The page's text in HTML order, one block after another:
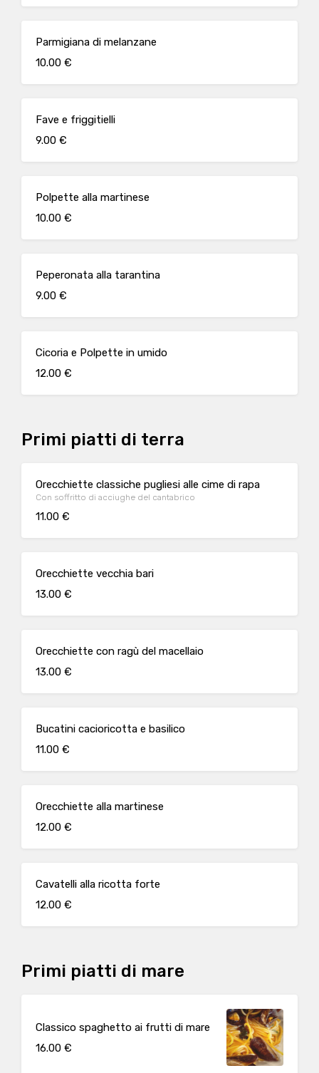
Parmigiana di melanzane
10.00 €
Fave e friggitielli
9.00 €
Polpette alla martinese
10.00 €
Peperonata alla tarantina
9.00 €
Cicoria e Polpette in umido
12.00 €
Primi piatti di terra
Orecchiette classiche pugliesi alle cime di rapa
Con soffritto di acciughe del cantabrico
11.00 €
Orecchiette vecchia bari
13.00 €
Orecchiette con ragù del macellaio
13.00 €
Bucatini cacioricotta e basilico
11.00 €
Orecchiette alla martinese
12.00 €
Cavatelli alla ricotta forte
12.00 €
Primi piatti di mare
Classico spaghetto ai frutti di mare
16.00 €